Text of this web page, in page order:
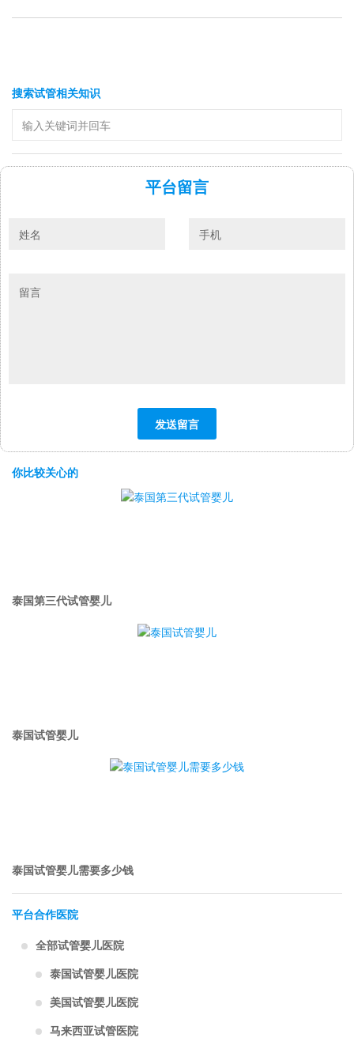
搜索试管相关知识
平台留言
你比较关心的
泰国第三代试管婴儿
泰国试管婴儿
泰国试管婴儿需要多少钱
平台合作医院
全部试管婴儿医院
泰国试管婴儿医院
美国试管婴儿医院
马来西亚试管医院